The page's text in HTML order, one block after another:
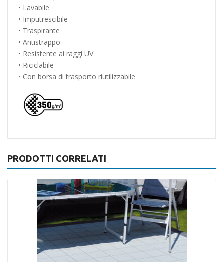
• Lavabile
• Imputrescibile
• Traspirante
• Antistrappo
• Resistente ai raggi UV
• Riciclabile
• Con borsa di trasporto riutilizzabile
PRODOTTI CORRELATI